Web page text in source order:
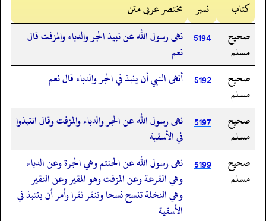
کتاب
نمبر
مختصر عربی متن
صحيح
مسلم
5194 نهى رسول الله عن نبيذ الجر والدباء والمزفت قال
نعم
صحيح
مسلم
5192 أنهى النبي أن ينبذ في الجر والدباء قال نعم
صحيح
مسلم
5197 نهى رسول الله عن الجر والدباء والمزفت وقال انتبذوا
في الأسقية
صحيح
مسلم
5199 نهى رسول الله عن الحنتم وهي الجرة وعن الدباء
وهي القرعة وعن المزفت وهو المقير وعن النقير
وهي النخلة تنسح نسحا وتنقر نقرا وأمر أن ينتبذ في
الأسقية